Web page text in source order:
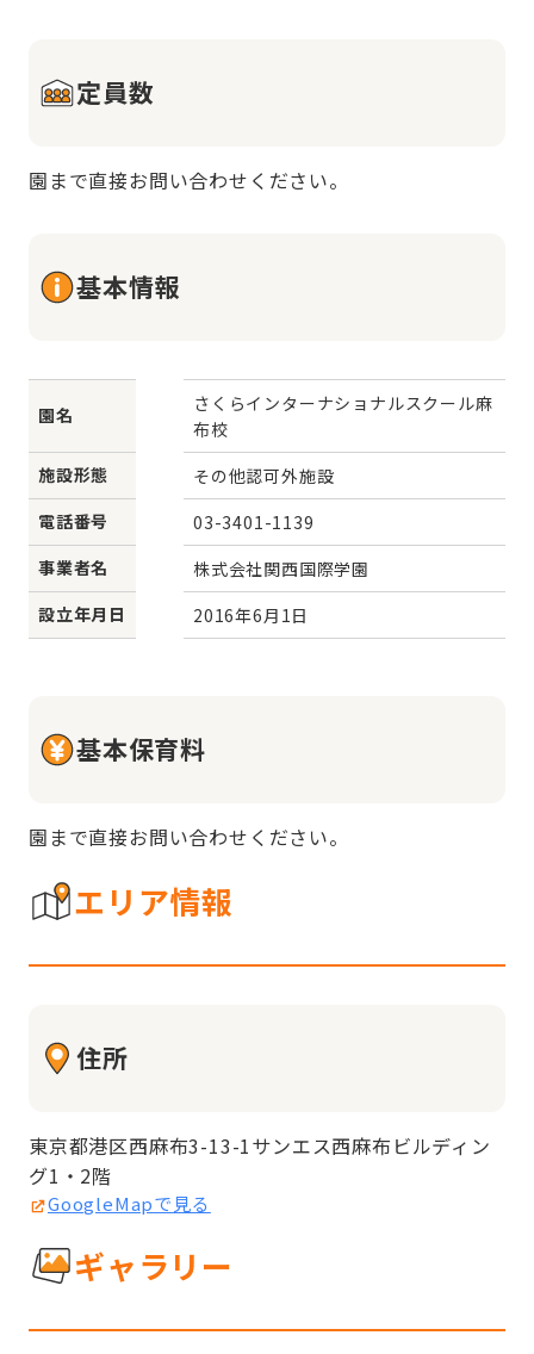
定員数
園まで直接お問い合わせください。
基本情報
園名
さくらインターナショナルスクール麻
布校
施設形態
その他認可外施設
電話番号
03-3401-1139
事業者名
株式会社関西国際学園
設立年月日
2016年6月1日
基本保育料
園まで直接お問い合わせください。
エリア情報
住所
東京都港区西麻布3-13-1サンエス西麻布ビルディン
グ1・2階
GoogleMapで見る
ギャラリー